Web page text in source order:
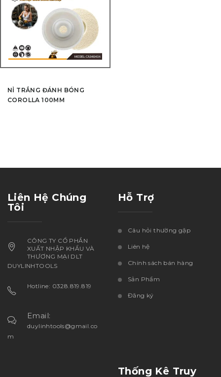
NỈ TRẮNG ĐÁNH BÓNG
COROLLA 100MM
Liên Hệ Chúng
Tôi
CÔNG TY CỔ PHẦN
XUẤT NHẬP KHẨU VÀ
THƯƠNG MẠI DLT
DUYLINHTOOLS
Hotline: 0328.819.819
Email:
duylinhtools@gmail.co
m
Hỗ Trợ
Câu hỏi thường gặp
Liên hệ
Chính sách bán hàng
Sản Phẩm
Đăng ký
Thống Kê Truy